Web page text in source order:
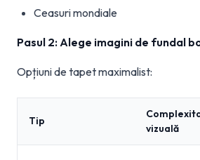
Ceasuri mondiale
Pasul 2: Alege imagini de fundal
Opțiuni de tapet maximalist:
Tip
vizuală